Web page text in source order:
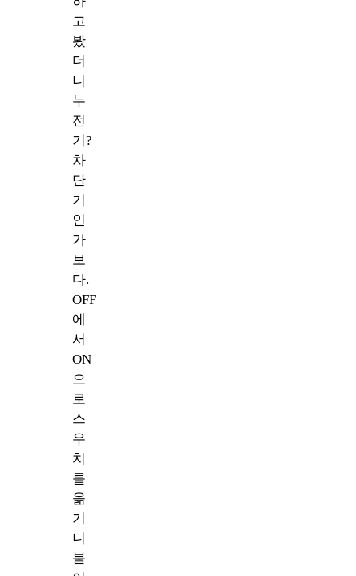
고
봤
더
니
누
전
기?
차
단
기
인
가
보
다.
OFF
에
서
ON
으
로
스
우
치
를
옮
기
니
불